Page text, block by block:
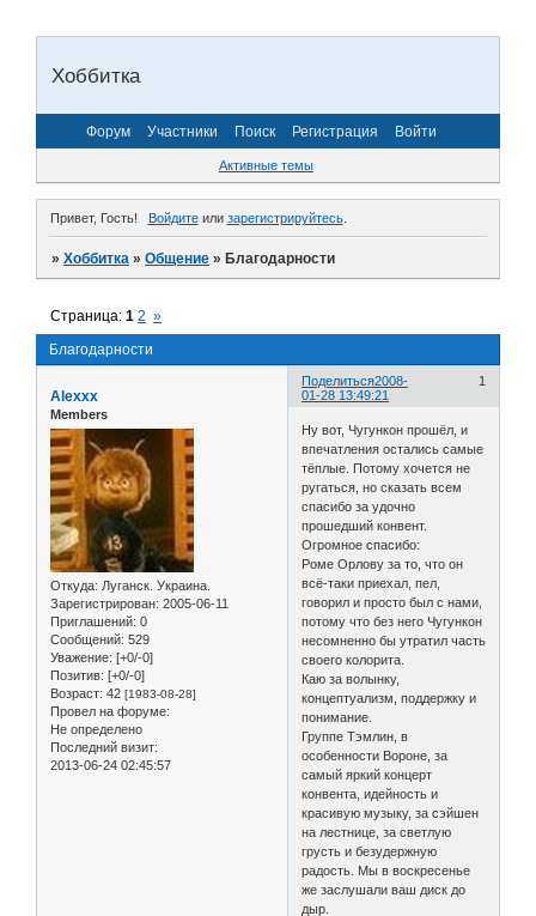
Хоббитка
Форум Участники Поиск Регистрация Войти
Активные темы
Привет, Гость! Войдитеили зарегистрируйтесь.
»Хоббитка »Общение »Благодарности
Благодарности
Страница:1 2 »
Поделиться 1
2008-
01-28 13:49:21
Alexxx
Members
Откуда: Луганск. Украина.
Зарегистрирован: 2005-06-11
Приглашений: 0
Сообщений: 529
Уважение: [+0/-0]
Позитив: [+0/-0]
Возраст: 42 [1983-08-28]
Провел на форуме:
Не определено
Последний визит:
2013-06-24 02:45:57
Ну вот, Чугункон прошёл, и
впечатления остались самые
тёплые. Потому хочется не
ругаться, но сказать всем
спасибо за удочно
прошедший конвент.
Огромное спасибо:
Роме Орлову за то, что он
всё-таки приехал, пел,
говорил и просто был с нами,
потому что без него Чугункон
несомненно бы утратил часть
своего колорита.
Каю за волынку,
концептуализм, поддержку и
понимание.
Группе Тэмлин, в
особенности Вороне, за
самый яркий концерт
конвента, идейность и
красивую музыку, за сэйшен
на лестнице, за светлую
грусть и безудержную
радость. Мы в воскресенье
же заслушали ваш диск до
дыр.